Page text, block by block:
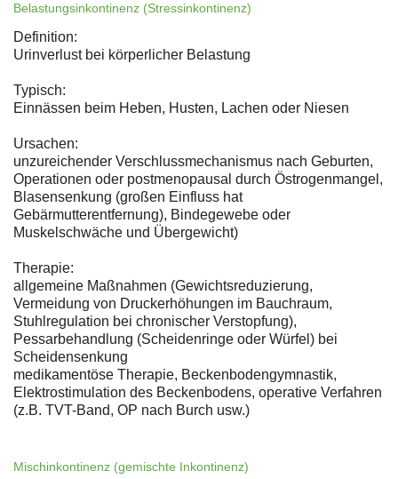
Belastungsinkontinenz (Stressinkontinenz)
Definition:
Urinverlust bei körperlicher Belastung
Typisch:
Einnässen beim Heben, Husten, Lachen oder Niesen
Ursachen:
unzureichender Verschlussmechanismus nach Geburten,
Operationen oder postmenopausal durch Östrogenmangel,
Blasensenkung (großen Einfluss hat
Gebärmutterentfernung), Bindegewebe oder
Muskelschwäche und Übergewicht)
Therapie:
allgemeine Maßnahmen (Gewichtsreduzierung,
Vermeidung von Druckerhöhungen im Bauchraum,
Stuhlregulation bei chronischer Verstopfung),
Pessarbehandlung (Scheidenringe oder Würfel) bei
Scheidensenkung
medikamentöse Therapie, Beckenbodengymnastik,
Elektrostimulation des Beckenbodens, operative Verfahren
(z.B. TVT-Band, OP nach Burch usw.)
Mischinkontinenz (gemischte Inkontinenz)